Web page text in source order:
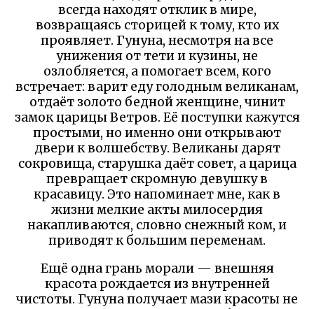
всегда находят отклик в мире,
возвращаясь сторицей к тому, кто их
проявляет. Гунуна, несмотря на все
унижения от тети и кузины, не
озлобляется, а помогает всем, кого
встречает: варит еду голодным великанам,
отдаёт золото бедной женщине, чинит
замок царицы Ветров. Её поступки кажутся
простыми, но именно они открывают
двери к волшебству. Великаны дарят
сокровища, старушка даёт совет, а царица
превращает скромную девушку в
красавицу. Это напоминает мне, как в
жизни мелкие акты милосердия
накапливаются, словно снежный ком, и
приводят к большим переменам.
Ещё одна грань морали — внешняя
красота рождается из внутренней
чистоты. Гунуна получает мази красоты не